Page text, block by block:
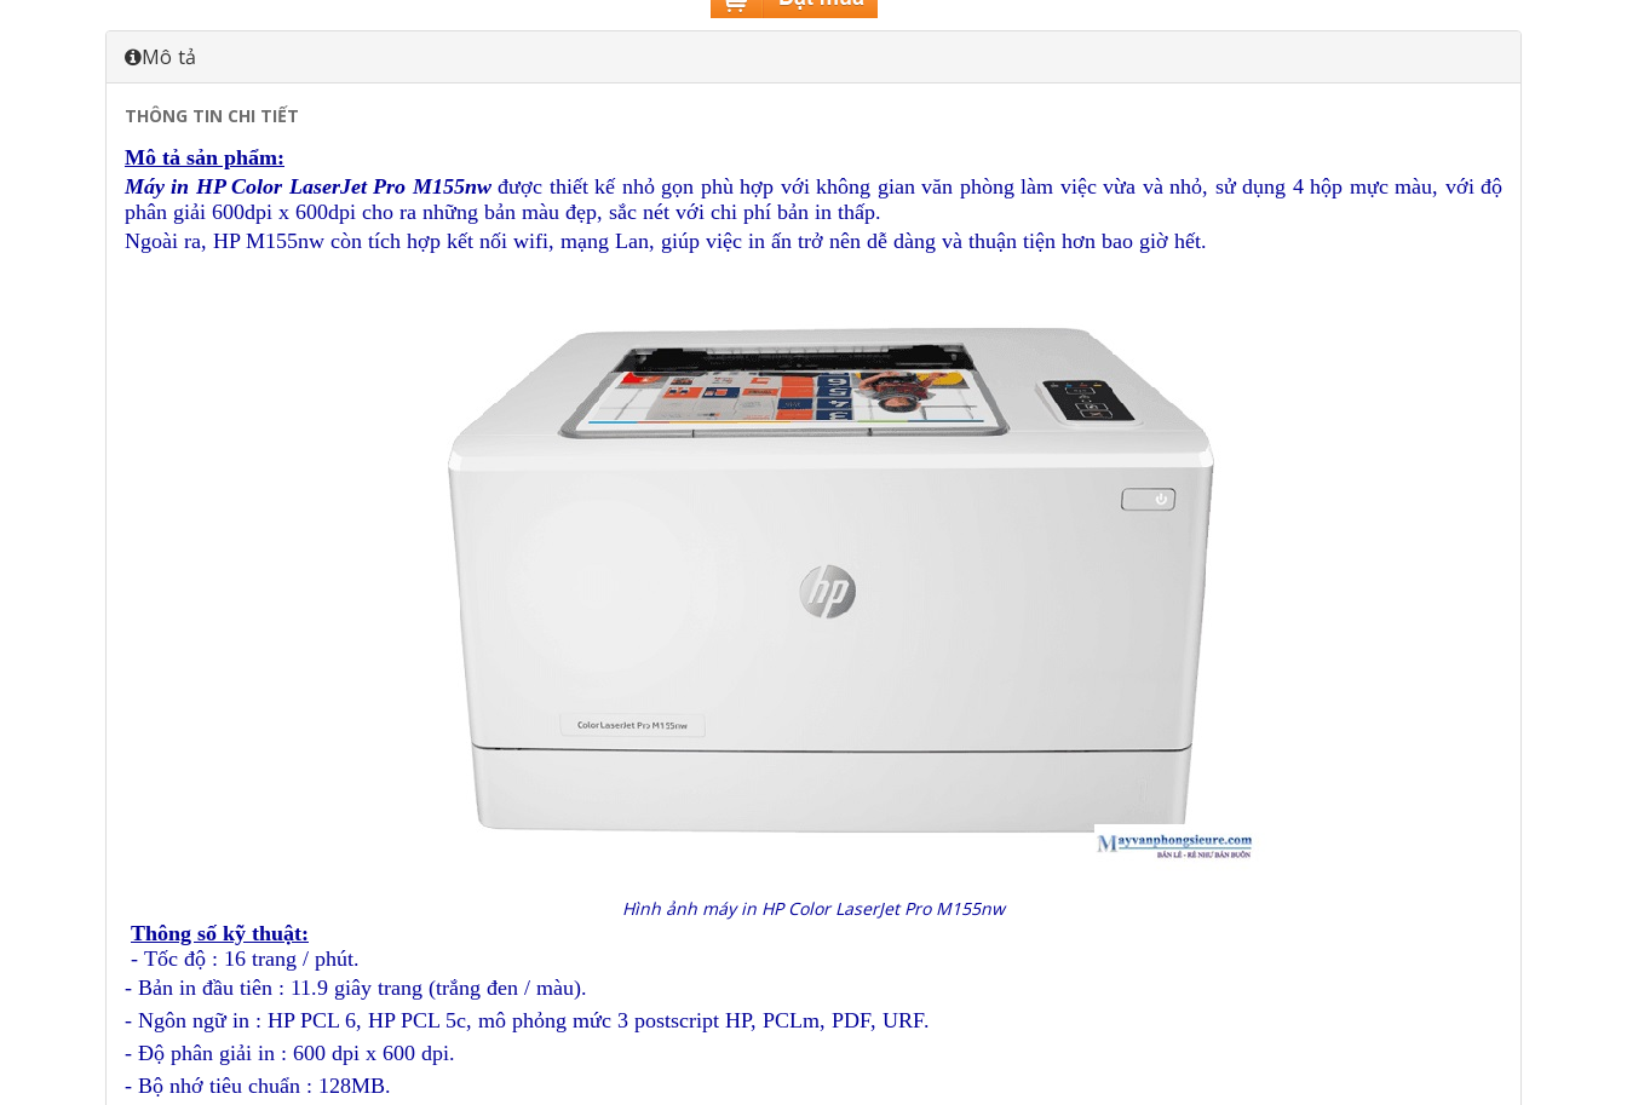
Mô tả
THÔNG TIN CHI TIẾT
Mô tả sản phẩm:
Máy in HP Color LaserJet Pro M155nwđược thiết kế nhỏ gọn phù hợp với không gian văn phòng làm việc vừa và nhỏ, sử dụng 4 hộp mực màu, với độ
phân giải 600dpi x 600dpi cho ra những bản màu đẹp, sắc nét với chi phí bản in thấp.
Ngoài ra, HP M155nw còn tích hợp kết nối wifi, mạng Lan, giúp việc in ấn trở nên dễ dàng và thuận tiện hơn bao giờ hết.
Hình ảnh máy in HP Color LaserJet Pro M155nw
Thông số kỹ thuật:
- Tốc độ : 16 trang / phút.
- Bản in đầu tiên : 11.9 giây trang (trắng đen / màu).
- Ngôn ngữ in : HP PCL 6, HP PCL 5c, mô phỏng mức 3 postscript HP, PCLm, PDF, URF.
- Độ phân giải in : 600 dpi x 600 dpi.
- Bộ nhớ tiêu chuẩn : 128MB.